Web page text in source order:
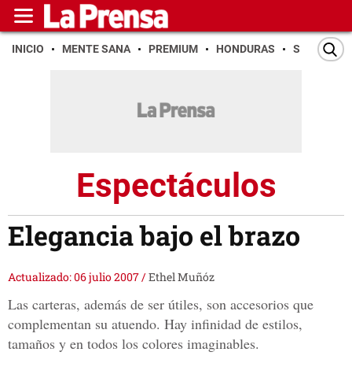
INICIO MENTE SANA PREMIUM HONDURAS SAN PEDRO
Espectáculos
Elegancia bajo el brazo
Actualizado: 06 julio 2007/Ethel Muñóz
Las carteras, además de ser útiles, son accesorios que
complementan su atuendo. Hay infinidad de estilos,
tamaños y en todos los colores imaginables.